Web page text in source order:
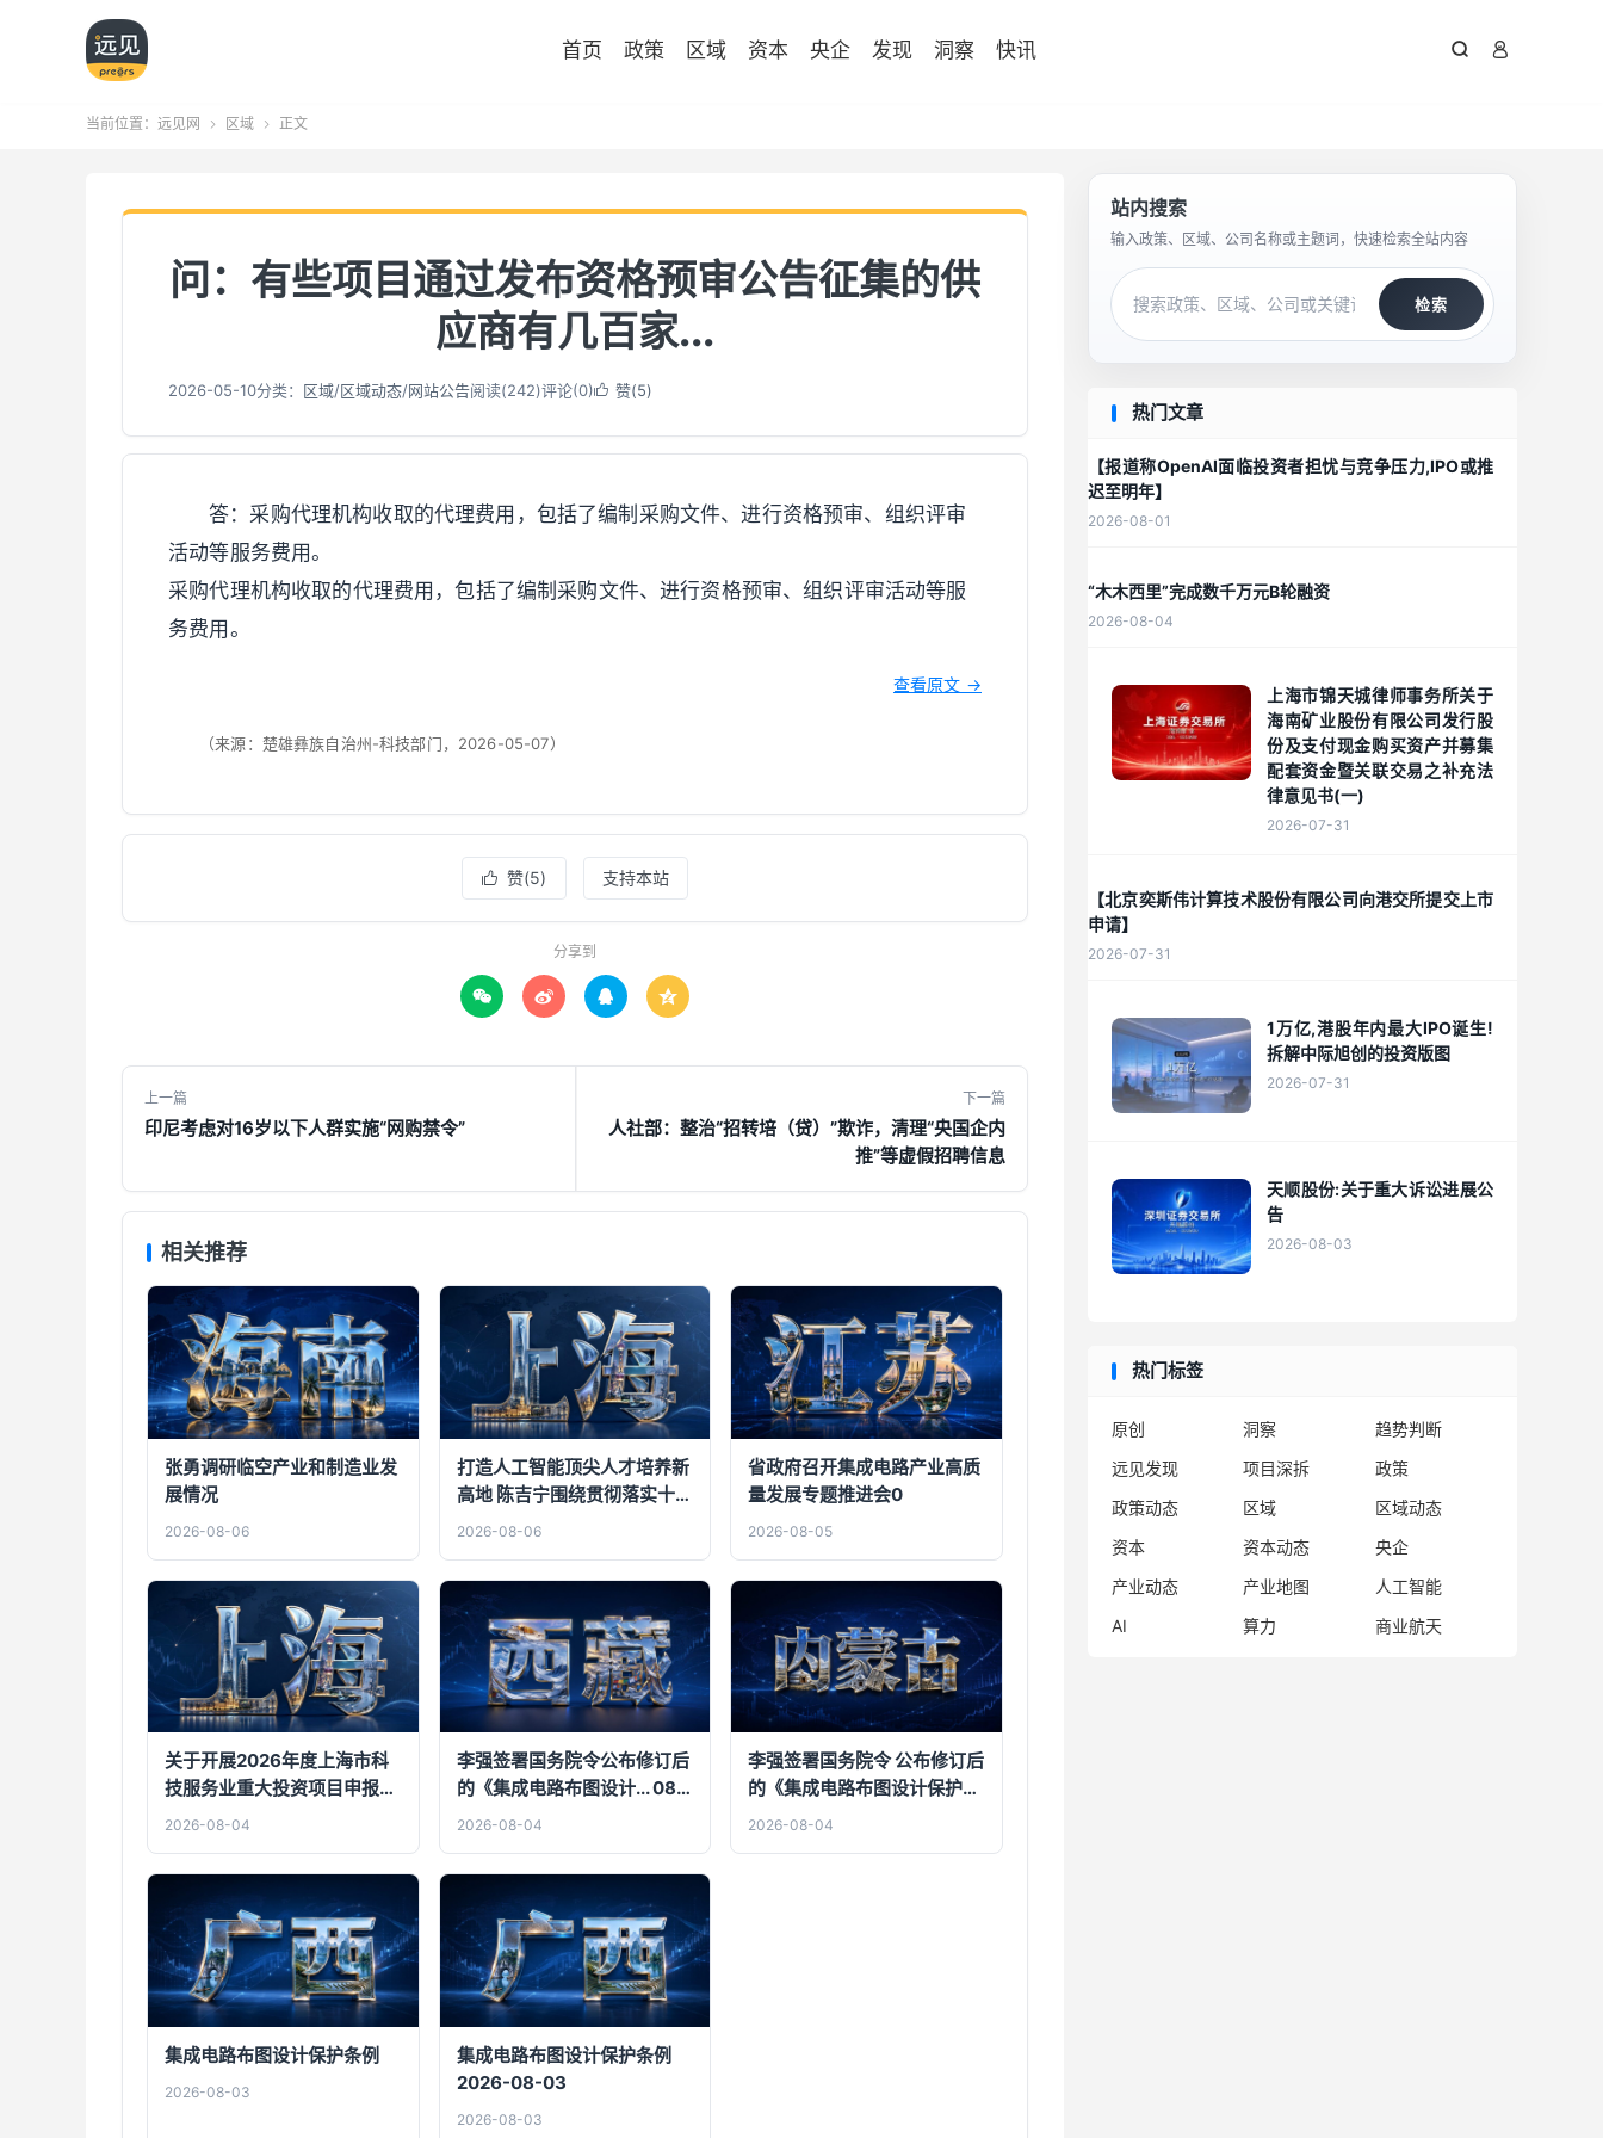
首页 政策 区域 资本 央企 发现 洞察 快讯  
当前位置： 远见网  区域  正文
问：有些项目通过发布资格预审公告征集的供
应商有几百家...
2026-05-10分类： 区域/区域动态/网站公告阅读(242)评论(0) 赞(5)
答：采购代理机构收取的代理费用，包括了编制采购文件、进行资格预审、组织评审
活动等服务费用。
采购代理机构收取的代理费用，包括了编制采购文件、进行资格预审、组织评审活动等服
务费用。
查看原文 →
（来源：楚雄彝族自治州-科技部门，2026-05-07）
 赞(5) 支持本站
分享到
   
上一篇
印尼考虑对16岁以下人群实施“网购禁令”
下一篇
人社部：整治“招转培（贷）”欺诈，清理“央国企内
推”等虚假招聘信息
相关推荐
张勇调研临空产业和制造业发
展情况
2026-08-06
打造人工智能顶尖人才培养新
高地 陈吉宁围绕贯彻落实十二
届市委九次全会精神走访调研
2026-08-06
省政府召开集成电路产业高质
量发展专题推进会0
2026-08-05
关于开展2026年度上海市科
技服务业重大投资项目申报工
作的通知
2026-08-04
李强签署国务院令公布修订后
的《集成电路布图设计... 08-
04
2026-08-04
李强签署国务院令 公布修订后
的《集成电路布图设计保护条
例》
2026-08-04
集成电路布图设计保护条例
2026-08-03
集成电路布图设计保护条例
2026-08-03
2026-08-03
站内搜索
输入政策、区域、公司名称或主题词，快速检索全站内容
检索
热门文章
【报道称OpenAI面临投资者担忧与竞争压力,IPO或推
迟至明年】
2026-08-01
“木木西里”完成数千万元B轮融资
2026-08-04
上海市锦天城律师事务所关于
海南矿业股份有限公司发行股
份及支付现金购买资产并募集
配套资金暨关联交易之补充法
律意见书(一)
2026-07-31
【北京奕斯伟计算技术股份有限公司向港交所提交上市
申请】
2026-07-31
1万亿,港股年内最大IPO诞生!
拆解中际旭创的投资版图
2026-07-31
天顺股份:关于重大诉讼进展公
告
2026-08-03
热门标签
原创 洞察
趋势判断
远见发现
项目深拆
政策
政策动态
区域
区域动态
资本
资本动态
央企
产业动态
产业地图
人工智能
AI
算力 商业航天